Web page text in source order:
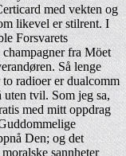
med vekten og
likevel er stilrent. I
Forsvarets
fra Möet
Så lenge
radioer er dualcomm
uten tvil. Som jeg sa,
med mitt oppdrag
Den; og det
sannheter